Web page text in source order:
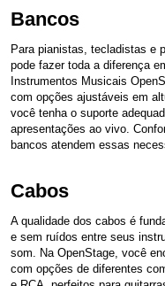
Bancos
Para pianistas, tecladistas e
pode fazer toda a diferença
Instrumentos Musicais
com opções ajustáveis em
você tenha o suporte
apresentações ao vivo.
bancos atendem essas
Cabos
A qualidade dos cabos é
e sem ruídos entre seus
som. Na OpenStage, você
com opções de diferentes